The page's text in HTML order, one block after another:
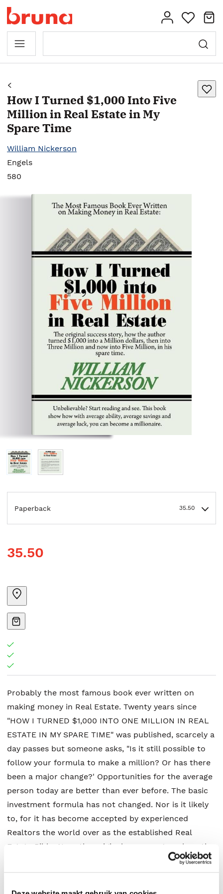
How I Turned $1,000 Into Five
Million in Real Estate in My
Spare Time
William Nickerson
Engels
580
Paperback 35.50
35.50
Probably the most famous book ever written on
making money in Real Estate. Twenty years since
"HOW I TURNED $1,000 INTO ONE MILLION IN REAL
ESTATE IN MY SPARE TIME" was published, scarcely a
day passes but someone asks, "Is it still possible to
follow your formula to make a million? Or has there
been a major change?' Opportunities for the average
person today are better than ever before. The basic
investment formula has not changed. Nor is it likely
to, for it has become accepted by experienced
Realtors the world over as the established Real
Estate Bible. Now, the original success story, how the
author turned $1,000 into a Million dollars, then into
Three Million and now into Five Million, in his spare
time. Unbelievable? Start reading and see. This book